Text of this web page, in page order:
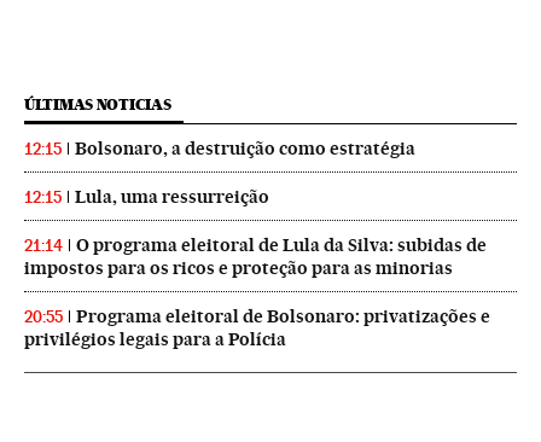
ÚLTIMAS NOTICIAS
12:15 Bolsonaro, a destruição como estratégia
12:15 Lula, uma ressurreição
21:14
O programa eleitoral de Lula da Silva: subidas de
impostos para os ricos e proteção para as minorias
20:55
Programa eleitoral de Bolsonaro: privatizações e
privilégios legais para a Polícia